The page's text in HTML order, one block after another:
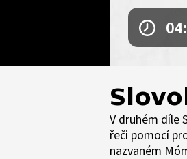
V druhém díle
řeči pomocí
nazvaném